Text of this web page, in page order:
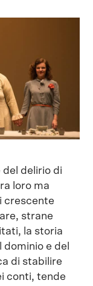
del delirio di
loro ma
crescente
strane
la storia
e del
di stabilire
conti, tende